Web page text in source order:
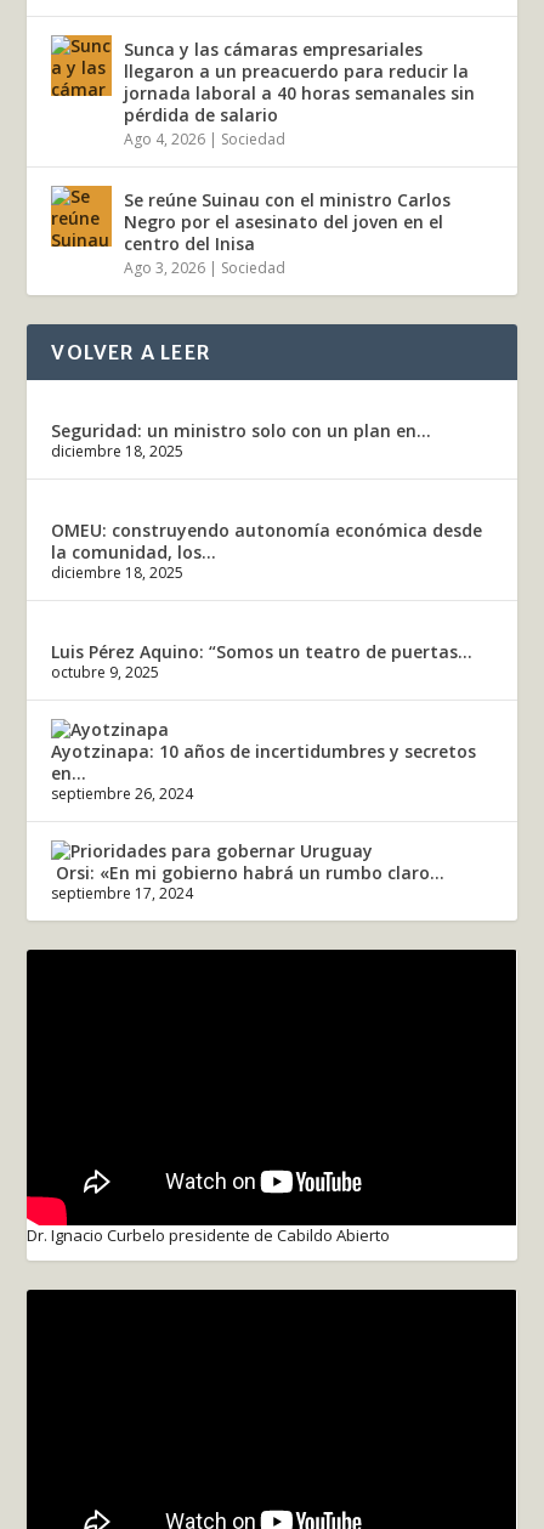
Sunca y las cámaras empresariales
llegaron a un preacuerdo para reducir la
jornada laboral a 40 horas semanales sin
pérdida de salario
Ago 4, 2026 | Sociedad
Se reúne Suinau con el ministro Carlos
Negro por el asesinato del joven en el
centro del Inisa
Ago 3, 2026 | Sociedad
VOLVER A LEER
Seguridad: un ministro solo con un plan en...
diciembre 18, 2025
OMEU: construyendo autonomía económica desde
la comunidad, los...
diciembre 18, 2025
Luis Pérez Aquino: “Somos un teatro de puertas...
octubre 9, 2025
Ayotzinapa: 10 años de incertidumbres y secretos
en...
septiembre 26, 2024
Orsi: «En mi gobierno habrá un rumbo claro...
septiembre 17, 2024
Dr. Ignacio Curbelo presidente de Cabildo Abierto